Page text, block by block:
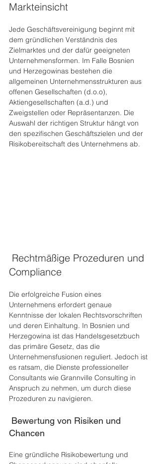
Markteinsicht
Jede Geschäftsvereinigung beginnt mit
dem gründlichen Verständnis des
Zielmarktes und der dafür geeigneten
Unternehmensformen. Im Falle Bosnien
und Herzegowinas bestehen die
allgemeinen Unternehmensstrukturen aus
offenen Gesellschaften (d.o.o),
Aktiengesellschaften (a.d.) und
Zweigstellen oder Repräsentanzen. Die
Auswahl der richtigen Struktur hängt von
den spezifischen Geschäftszielen und der
Risikobereitschaft des Unternehmens ab.
Compliance
Die erfolgreiche Fusion eines
Unternehmens erfordert genaue
Kenntnisse der lokalen Rechtsvorschriften
und deren Einhaltung. In Bosnien und
Herzegowina ist das Handelsgesetzbuch
das primäre Gesetz, das die
Unternehmensfusionen reguliert. Jedoch ist
es ratsam, die Dienste professioneller
Consultants wie Grannville Consulting in
Anspruch zu nehmen, um durch diese
Prozeduren zu navigieren.
Chancen
Eine gründliche Risikobewertung und